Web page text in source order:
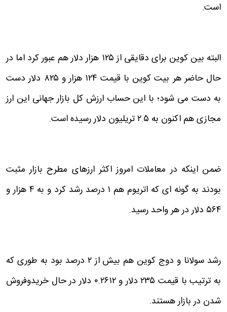
است.
البته بین کوین برای دقایقی از ۱۲۵ هزار دلار هم عبور کرد اما در
حال حاضر هر بیت کوین با قیمت ۱۲۴ هزار و ۸۲۵ دلار دست
به دست می شود؛ با این حساب ارزش کل بازار جهانی این ارز
مجازی هم اکنون به ۲.۵ تریلیون دلار رسیده است.
ضمن اینکه در معاملات امروز اکثر ارزهای مطرح بازار مثبت
بودند به گونه ای که اتریوم هم ۱ درصد رشد کرد و به ۴ هزار و
۵۶۴ دلار در هر واحد رسید.
رشد سولانا و دوج کوین هم بیش از ۲ درصد بود به طوری که
به ترتیب با قیمت ۲۳۵ دلار و ۰.۲۶۱۲ دلار در حال خریدوفروش
شدن در بازار هستند.